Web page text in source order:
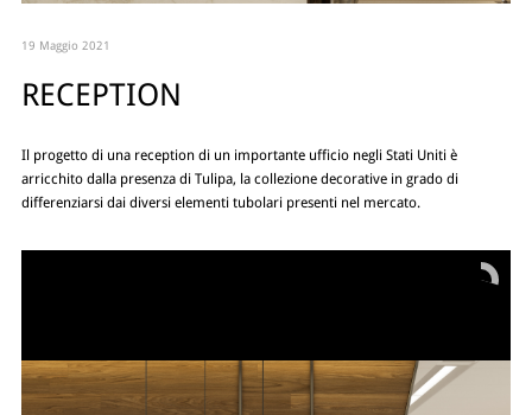
19 Maggio 2021
RECEPTION
Il progetto di una reception di un importante ufficio negli Stati Uniti è
arricchito dalla presenza di Tulipa, la collezione decorative in grado di
differenziarsi dai diversi elementi tubolari presenti nel mercato.